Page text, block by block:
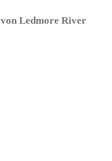
Ledmore River